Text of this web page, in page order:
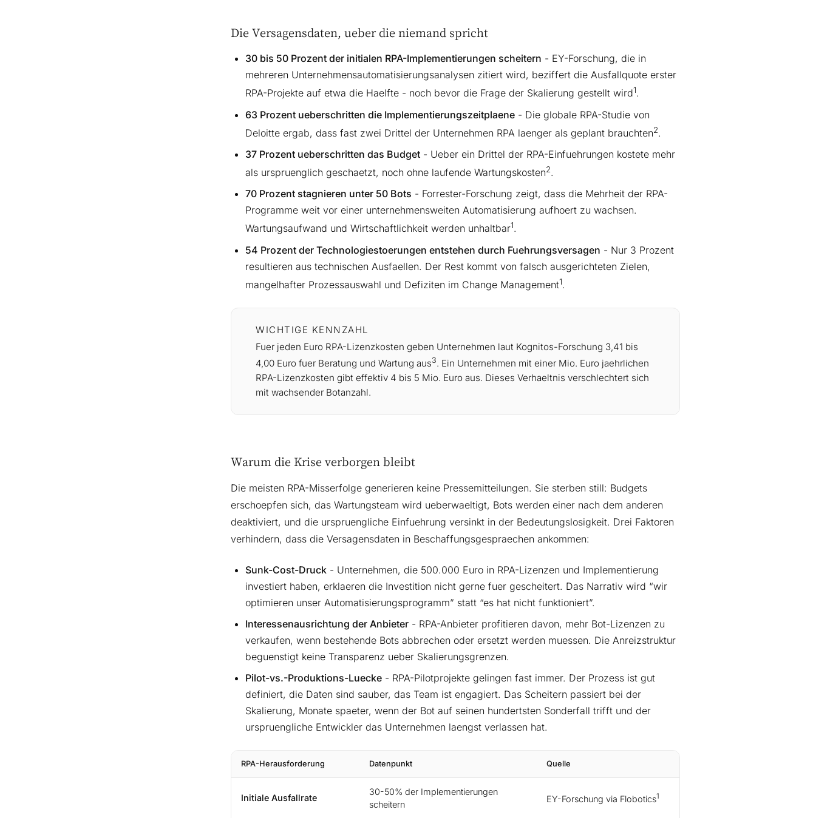
Die Versagensdaten, ueber die niemand spricht
30 bis 50 Prozent der initialen RPA-Implementierungen scheitern - EY-Forschung, die in
mehreren Unternehmensautomatisierungsanalysen zitiert wird, beziffert die Ausfallquote erster
RPA-Projekte auf etwa die Haelfte - noch bevor die Frage der Skalierung gestellt wird1.
63 Prozent ueberschritten die Implementierungszeitplaene - Die globale RPA-Studie von
Deloitte ergab, dass fast zwei Drittel der Unternehmen RPA laenger als geplant brauchten2.
37 Prozent ueberschritten das Budget - Ueber ein Drittel der RPA-Einfuehrungen kostete mehr
als urspruenglich geschaetzt, noch ohne laufende Wartungskosten2.
70 Prozent stagnieren unter 50 Bots - Forrester-Forschung zeigt, dass die Mehrheit der RPA-
Programme weit vor einer unternehmensweiten Automatisierung aufhoert zu wachsen.
Wartungsaufwand und Wirtschaftlichkeit werden unhaltbar1.
54 Prozent der Technologiestoerungen entstehen durch Fuehrungsversagen - Nur 3 Prozent
resultieren aus technischen Ausfaellen. Der Rest kommt von falsch ausgerichteten Zielen,
mangelhafter Prozessauswahl und Defiziten im Change Management1.
WICHTIGE KENNZAHL
Fuer jeden Euro RPA-Lizenzkosten geben Unternehmen laut Kognitos-Forschung 3,41 bis
4,00 Euro fuer Beratung und Wartung aus3. Ein Unternehmen mit einer Mio. Euro jaehrlichen
RPA-Lizenzkosten gibt effektiv 4 bis 5 Mio. Euro aus. Dieses Verhaeltnis verschlechtert sich
mit wachsender Botanzahl.
Warum die Krise verborgen bleibt
Die meisten RPA-Misserfolge generieren keine Pressemitteilungen. Sie sterben still: Budgets
erschoepfen sich, das Wartungsteam wird ueberwaeltigt, Bots werden einer nach dem anderen
deaktiviert, und die urspruengliche Einfuehrung versinkt in der Bedeutungslosigkeit. Drei Faktoren
verhindern, dass die Versagensdaten in Beschaffungsgespraechen ankommen:
Sunk-Cost-Druck - Unternehmen, die 500.000 Euro in RPA-Lizenzen und Implementierung
investiert haben, erklaeren die Investition nicht gerne fuer gescheitert. Das Narrativ wird “wir
optimieren unser Automatisierungsprogramm” statt “es hat nicht funktioniert”.
Interessenausrichtung der Anbieter - RPA-Anbieter profitieren davon, mehr Bot-Lizenzen zu
verkaufen, wenn bestehende Bots abbrechen oder ersetzt werden muessen. Die Anreizstruktur
beguenstigt keine Transparenz ueber Skalierungsgrenzen.
Pilot-vs.-Produktions-Luecke - RPA-Pilotprojekte gelingen fast immer. Der Prozess ist gut
definiert, die Daten sind sauber, das Team ist engagiert. Das Scheitern passiert bei der
Skalierung, Monate spaeter, wenn der Bot auf seinen hundertsten Sonderfall trifft und der
urspruengliche Entwickler das Unternehmen laengst verlassen hat.
RPA-Herausforderung Datenpunkt Quelle
Initiale Ausfallrate
30-50% der Implementierungen
scheitern
EY-Forschung via Flobotics1